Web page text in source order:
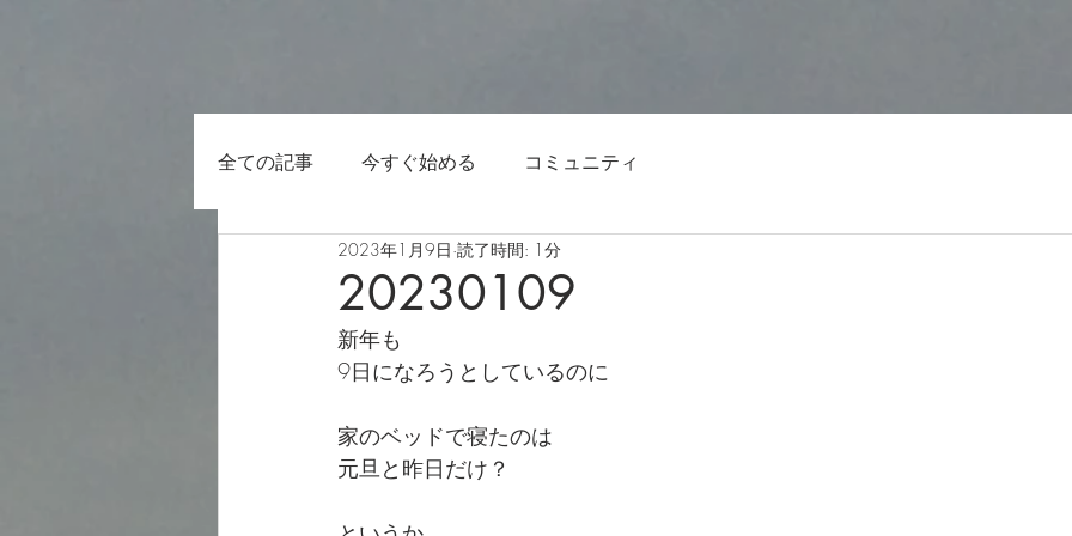
全ての記事 今すぐ始める コミュニティ
20230109
2023年1月9日 読了時間: 1分
新年も
9日になろうとしているのに
家のベッドで寝たのは
元旦と昨日だけ？